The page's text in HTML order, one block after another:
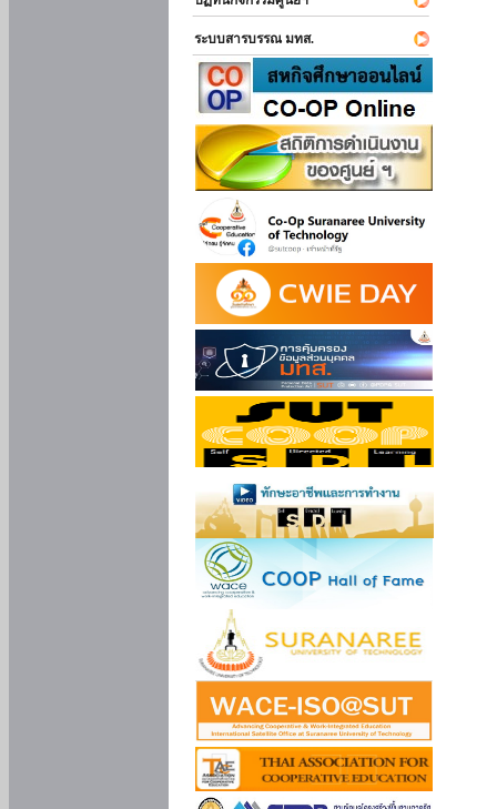
ระบบสารบรรณ มทส.